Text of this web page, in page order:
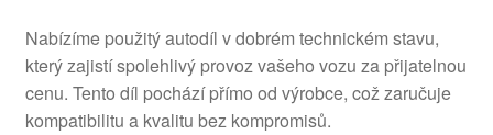
Nabízíme použitý autodíl v dobrém technickém stavu,
který zajistí spolehlivý provoz vašeho vozu za přijatelnou
cenu. Tento díl pochází přímo od výrobce, což zaručuje
kompatibilitu a kvalitu bez kompromisů.